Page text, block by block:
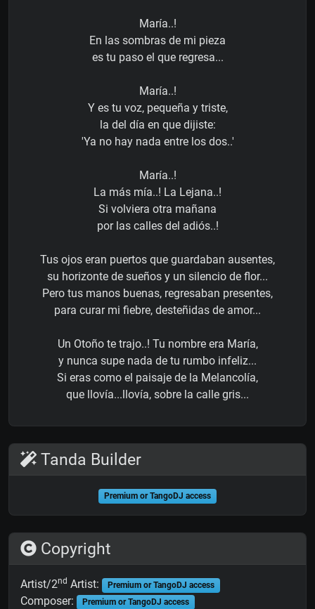
María..!
En las sombras de mi pieza
es tu paso el que regresa...
María..!
Y es tu voz, pequeña y triste,
la del día en que dijiste:
'Ya no hay nada entre los dos..'
María..!
La más mía..! La Lejana..!
Si volviera otra mañana
por las calles del adiós..!
Tus ojos eran puertos que guardaban ausentes,
su horizonte de sueños y un silencio de flor...
Pero tus manos buenas, regresaban presentes,
para curar mi fiebre, desteñidas de amor...
Un Otoño te trajo..! Tu nombre era María,
y nunca supe nada de tu rumbo infeliz...
Si eras como el paisaje de la Melancolía,
que llovía...llovía, sobre la calle gris...
Tanda Builder
Premium or TangoDJ access
Copyright
Artist/2nd Artist: Premium or TangoDJ access
Composer: Premium or TangoDJ access